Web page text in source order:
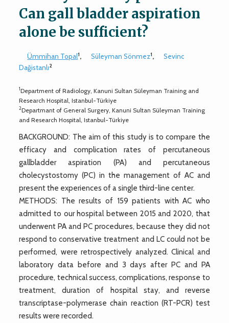
Can gall bladder aspiration
alone be sufficient?
Ümmihan Topal1, Süleyman Sönmez1,
Sevinc
Dağistanlı2
1Department of Radiology, Kanuni Sultan Süleyman Training and
Research Hospital, Istanbul-Türkiye
2Departmant of General Surgery, Kanuni Sultan Süleyman Training
and Research Hospital, Istanbul-Türkiye
BACKGROUND: The aim of this study is to compare the
efficacy and complication rates of percutaneous
gallbladder aspiration (PA) and percutaneous
cholecystostomy (PC) in the management of AC and
present the experiences of a single third-line center.
METHODS: The results of 159 patients with AC who
admitted to our hospital between 2015 and 2020, that
underwent PA and PC procedures, because they did not
respond to conservative treatment and LC could not be
performed, were retrospectively analyzed. Clinical and
laboratory data before and 3 days after PC and PA
procedure, technical success, complications, response to
treatment, duration of hospital stay, and reverse
transcriptase-polymerase chain reaction (RT-PCR) test
results were recorded.